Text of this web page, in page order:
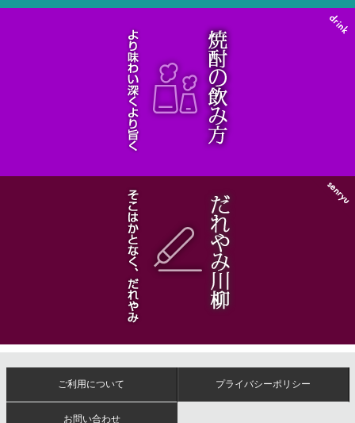
ご利用について プライバシーポリシー
お問い合わせ